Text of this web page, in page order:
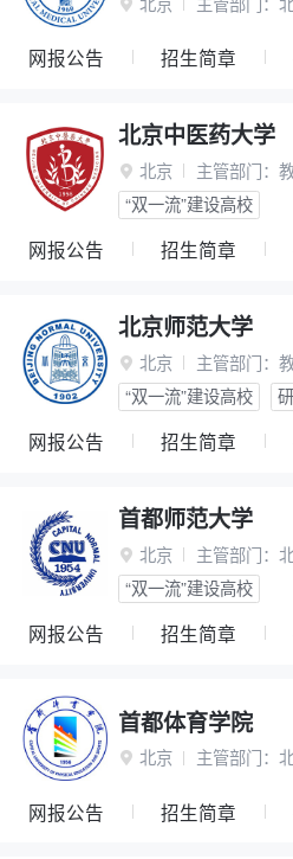

网报公告 招生简章
北京中医药大学
 北京 主管部门：
“双一流”建设高校
网报公告 招生简章
北京师范大学
 北京 主管部门：
“双一流”建设高校
网报公告 招生简章
首都师范大学
 北京 主管部门：
“双一流”建设高校
网报公告 招生简章
首都体育学院
 北京 主管部门：
网报公告 招生简章